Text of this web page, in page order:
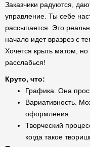
Заказчики радуются,
управление. Ты себе
рассыпается. Это
начало идет вразрез с
Хочется крыть матом,
расслабься!
Круто, что:
Графика. Она
Вариативность.
оформления.
Творческий
когда такое